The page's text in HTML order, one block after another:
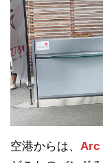
空港からは、 Arc